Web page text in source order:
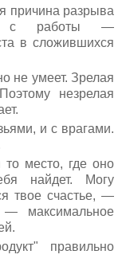
причина разрыва
с работы —
в сложившихся
не умеет. Зрелая
незрелая
и с врагами.
то место, где оно
найдет. Могу
твое счастье, —
максимальное
правильно